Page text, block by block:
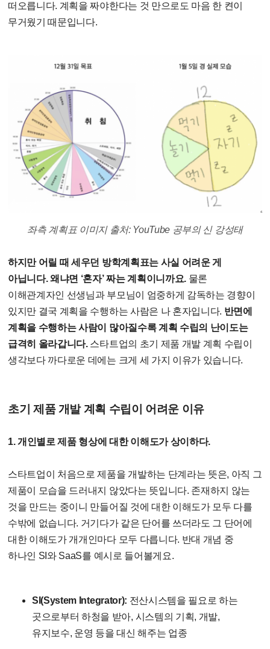
떠오릅니다. 계획을 짜야한다는 것 만으로도 마음 한 켠이
무거웠기 때문입니다.
좌측 계획표 이미지 출처: YouTube 공부의 신 강성태
하지만 어릴 때 세우던 방학계획표는 사실 어려운 게
아닙니다. 왜냐면 ‘혼자’ 짜는 계획이니까요. 물론
이해관계자인 선생님과 부모님이 엄중하게 감독하는 경향이
있지만 결국 계획을 수행하는 사람은 나 혼자입니다. 반면에
계획을 수행하는 사람이 많아질수록 계획 수립의 난이도는
급격히 올라갑니다. 스타트업의 초기 제품 개발 계획 수립이
생각보다 까다로운 데에는 크게 세 가지 이유가 있습니다.
초기 제품 개발 계획 수립이 어려운 이유
1. 개인별로 제품 형상에 대한 이해도가 상이하다.
스타트업이 처음으로 제품을 개발하는 단계라는 뜻은, 아직 그
제품이 모습을 드러내지 않았다는 뜻입니다. 존재하지 않는
것을 만드는 중이니 만들어질 것에 대한 이해도가 모두 다를
수밖에 없습니다. 거기다가 같은 단어를 쓰더라도 그 단어에
대한 이해도가 개개인마다 모두 다릅니다. 반대 개념 중
하나인 SI와 SaaS를 예시로 들어볼게요.
SI(System Integrator): 전산시스템을 필요로 하는
곳으로부터 하청을 받아, 시스템의 기획, 개발,
유지보수, 운영 등을 대신 해주는 업종